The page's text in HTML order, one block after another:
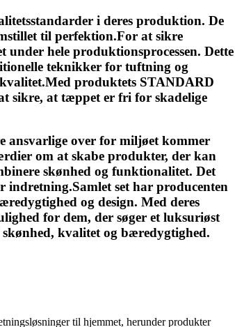
i deres produktion. De
til perfektion.For at sikre
hele produktionsprocessen. Dette
teknikker for tuftning og
produktets STANDARD
sikre, at tæppet er fri for skadelige
ansvarlige over for miljøet kommer
om at skabe produkter, der kan
skønhed og funktionalitet. Det
indretning.Samlet set har producenten
og design. Med deres
for dem, der søger et luksuriøst
kvalitet og bæredygtighed.
til hjemmet, herunder produkter